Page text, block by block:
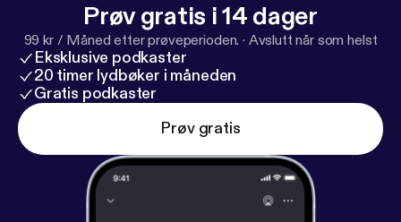
Prøv gratis i 14 dager
99 kr / Måned etter prøveperioden. · Avslutt når som helst
Eksklusive podkaster
20 timer lydbøker i måneden
Gratis podkaster
Prøv gratis